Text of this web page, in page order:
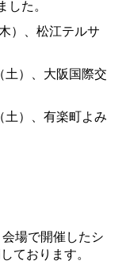
た。
）、松江テルサ
）、大阪国際交
）、有楽町よみ
場で開催したシ
ております。